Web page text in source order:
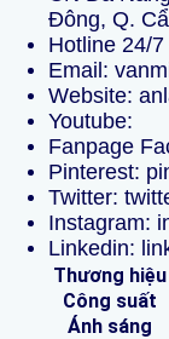
Đông, Q.
Hotline 24/
Email:
Website:
Youtube:
Fanpage
Pinterest:
Twitter:
Instagram:
Linkedin:
Thương hiệu
Công suất
Ánh sáng